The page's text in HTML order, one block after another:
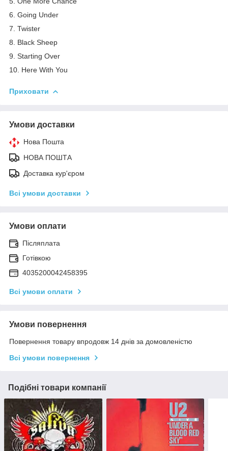
6. Going Under
7. Twister
8. Black Sheep
9. Starting Over
10. Here With You
Приховати
Умови доставки
Нова Пошта
НОВА ПОШТА
Доставка кур'єром
Всі умови доставки
Умови оплати
Післяплата
Готівкою
4035200042458395
Всі умови оплати
Умови повернення
Повернення товару впродовж 14 днів за домовленістю
Всі умови повернення
Подібні товари компанії